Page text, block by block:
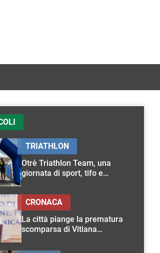
Otrè Triathlon Team, una
giornata di sport, tifo e
TRIATHLON
La città piange la prematura
scomparsa di Vitiana
CRONACA